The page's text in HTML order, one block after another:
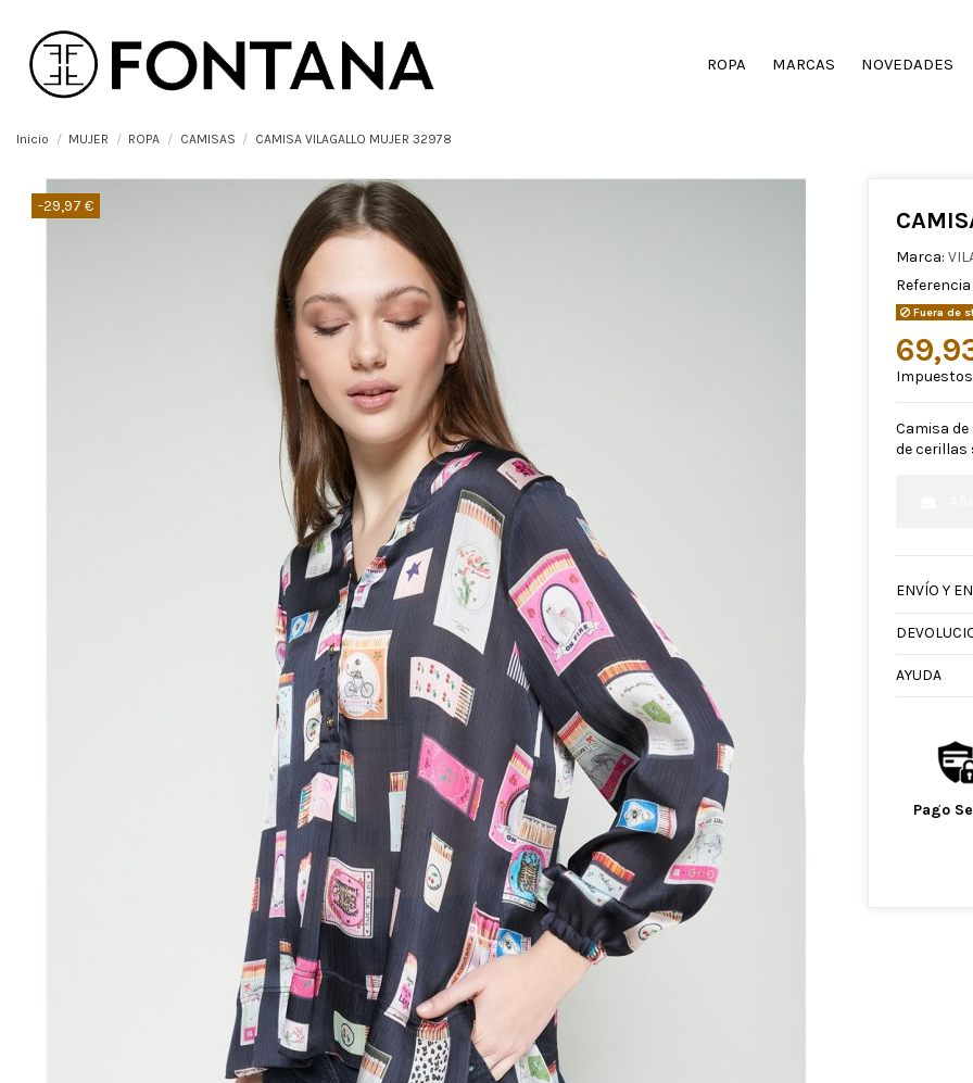
ROPA MARCAS NOVEDADES
Inicio MUJER ROPA CAMISAS CAMISA VILAGALLO MUJER 32978
-29,97 €
Marca:
Referencia
Fuera de
Camisa
de cerillas
ENVÍO Y
AYUDA
Pago